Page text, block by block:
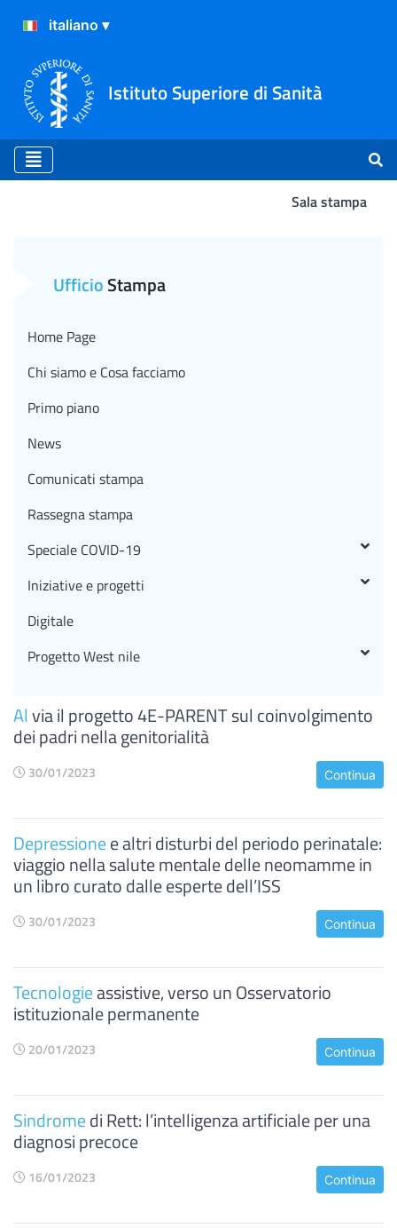
Istituto Superiore di Sanità
Sala stampa
Alvia il progetto 4E-PARENT sul coinvolgimento
dei padri nella genitorialità
30/01/2023 Continua
Depressionee altri disturbi del periodo perinatale:
viaggio nella salute mentale delle neomamme in
un libro curato dalle esperte dell’ISS
30/01/2023 Continua
Tecnologieassistive, verso un Osservatorio
istituzionale permanente
20/01/2023 Continua
Sindromedi Rett: l’intelligenza artificiale per una
diagnosi precoce
16/01/2023 Continua
UfficioStampa
Home Page
Chi siamo e Cosa facciamo
Primo piano
News
Comunicati stampa
Rassegna stampa
Speciale COVID-19
Iniziative e progetti
Digitale
Progetto West nile